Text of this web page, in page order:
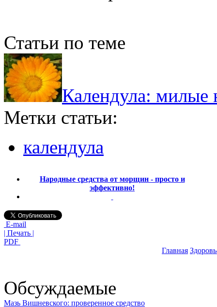
Статьи по теме
Календула: милые
Метки статьи:
календула
Народные средства от морщин - просто и
эффективно!
E-mail
| Печать |
PDF
Главная
Обсуждаемые
Мазь Вишневского: проверенное средство